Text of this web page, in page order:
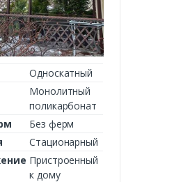
Односкатный
Монолитный
поликарбонат
Без ферм
Стационарный
Пристроенный
к дому